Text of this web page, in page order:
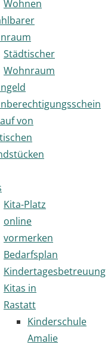
Wohnen
Städtischer
Wohnraum
von
Kita-Platz
online
vormerken
Bedarfsplan
Kindertagesbetreuung
Kitas in
Rastatt
Kinderschule
Amalie